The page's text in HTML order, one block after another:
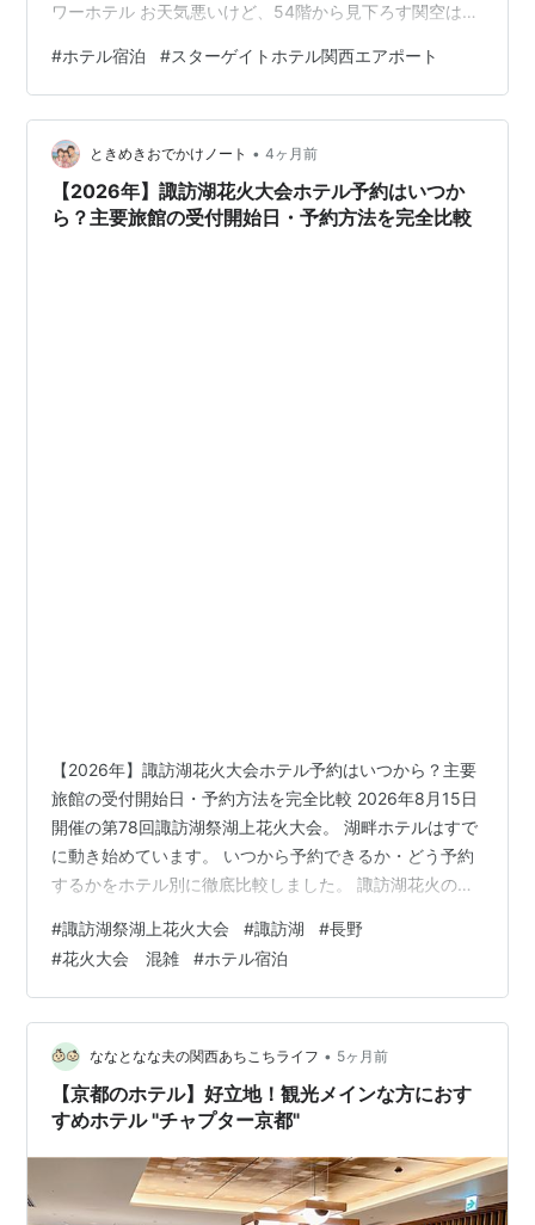
ワーホテル お天気悪いけど、54階から見下ろす関空は圧
セス シャトルバス 電車 レセプション＆ロビー ルームツ
アー 朝食 ドリンク シリアル〜コールドステーション 和
食 ホットステーション ベーカリーコーナー デザート 私
たちが食べたもの 私セレクト なな夫(主人)さんセレクト
実際に泊まった感想 こんな人におすすめ 周辺情報 ホ…
#ホテル宿泊 #スターゲイトホテル関西エアポート
ときめきおでかけノート • 4ヶ月前
【2026年】諏訪湖花火大会ホテル予約はいつか
ら？主要旅館の受付開始日・予約方法を完全比較
【2026年】諏訪湖花火大会ホテル予約はいつから？主要
旅館の受付開始日・予約方法を完全比較 2026年8月15日
開催の第78回諏訪湖祭湖上花火大会。 湖畔ホテルはすで
に動き始めています。 いつから予約できるか・どう予約
するかをホテル別に徹底比較しました。 諏訪湖花火のホ
ード決済」という独自ルールが存在します。 知らずに動
くと満室・電話拒否・キャンセル料トラブルに直結しま
す。 この記事を読めば、予約の全体像から当日の動き方
まで完全に把握できます。 花火大会に家族で行きたいけ
ど、混雑や場所取りが心配…そんな方にはツアーがおす
すめです。指定観覧席付…
#諏訪湖祭湖上花火大会 #諏訪湖 #長野
#花火大会 混雑 #ホテル宿泊
ななとなな夫の関西あちこちライフ • 5ヶ月前
【京都のホテル】好立地！観光メインな方におす
すめホテル "チャプター京都"